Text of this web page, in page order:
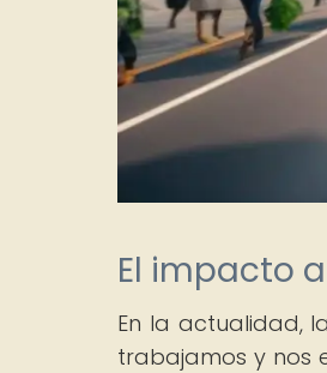
El impacto
En la actualidad,
trabajamos y nos